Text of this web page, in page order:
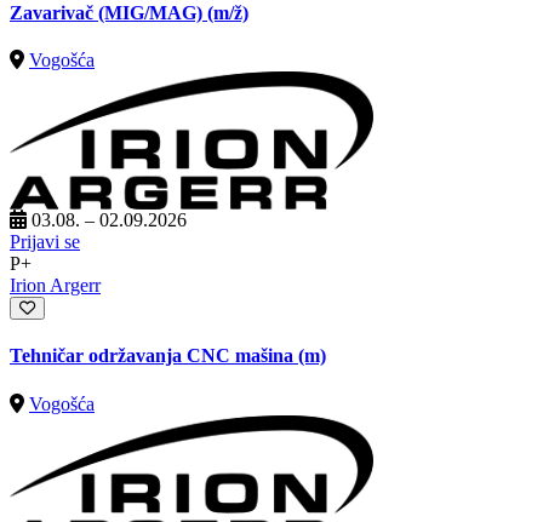
Zavarivač (MIG/MAG) (m/ž)
Vogošća
03.08. – 02.09.2026
Prijavi se
P+
Irion Argerr
Tehničar održavanja CNC mašina (m)
Vogošća